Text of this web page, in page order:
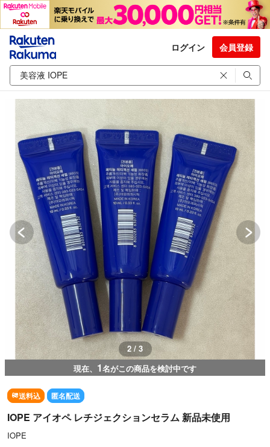
ログイン 会員登録
3 / 3
現在、 1名がこの商品を検討中です
送料込 匿名配送
IOPE アイオペ レチジェクションセラム 新品未使用
IOPE